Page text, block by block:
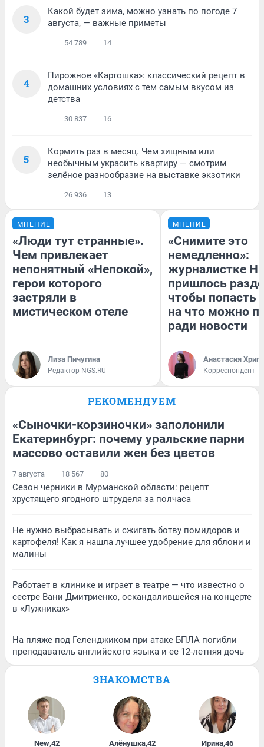
3
Какой будет зима, можно узнать по погоде 7
августа, — важные приметы
54 789 14
4
Пирожное «Картошка»: классический рецепт в
домашних условиях с тем самым вкусом из
детства
30 837 16
5
Кормить раз в месяц. Чем хищным или
необычным украсить квартиру — смотрим
зелёное разнообразие на выставке экзотики
26 936 13
МНЕНИЕ
«Люди тут странные».
Чем привлекает
непонятный «Непокой»,
герои которого
застряли в
мистическом отеле
Лиза Пичугина
Редактор NGS.RU
МНЕНИЕ
«Снимите это
немедленно»:
журналистке
пришлось
чтобы попасть
на что можно
ради новости
Анастасия
Корреспондент
РЕКОМЕНДУЕМ
«Сыночки-корзиночки» заполонили
Екатеринбург: почему уральские парни
массово оставили жен без цветов
7 августа 18 567 80
Сезон черники в Мурманской области: рецепт
хрустящего ягодного штруделя за полчаса
Не нужно выбрасывать и сжигать ботву помидоров и
картофеля! Как я нашла лучшее удобрение для яблони и
малины
Работает в клинике и играет в театре — что известно о
сестре Вани Дмитриенко, оскандалившейся на концерте
в «Лужниках»
На пляже под Геленджиком при атаке БПЛА погибли
преподаватель английского языка и ее 12-летняя дочь
ЗНАКОМСТВА
New,42 Алёнушка,42 Ирина,46